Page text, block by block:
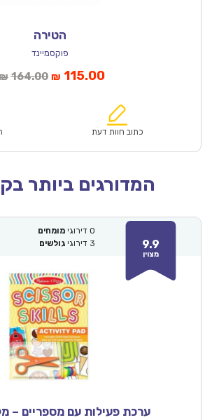
הטירה
פוקסמיינד
164.00המחיר
₪164.00.
₪ 115.00המחיר
הוא:
כתוב חוות דעת
המדורגים ביותר
9.9
מצוין
0 דירוגי מומחים
3 דירוגי גולשים
ערכת פעילות עם מספריים –